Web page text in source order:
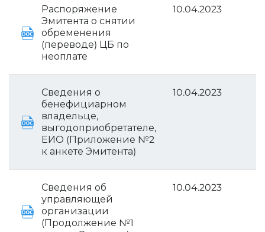
Распоряжение
Эмитента о снятии
обременения
(переводе) ЦБ по
неоплате
10.04.2023
Сведения о
бенефициарном
владельце,
выгодоприобретателе,
ЕИО (Приложение №2
к анкете Эмитента)
10.04.2023
Сведения об
управляющей
организации
(Продолжение №1
10.04.2023